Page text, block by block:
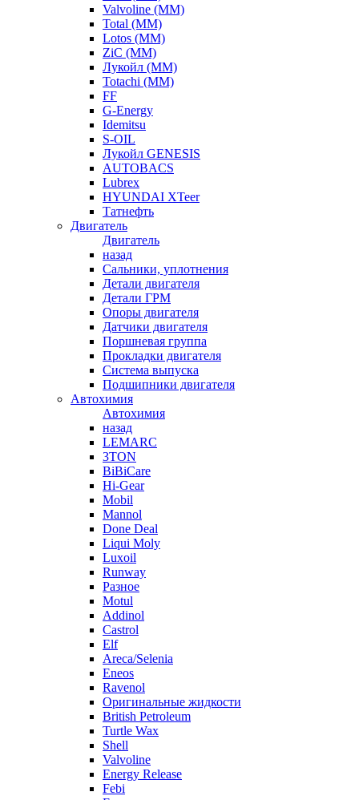
Valvoline (ММ)
Total (ММ)
Lotos (ММ)
ZiC (ММ)
Лукойл (ММ)
Totachi (MM)
FF
G-Energy
Idemitsu
S-OIL
Лукойл GENESIS
AUTOBACS
Lubrex
HYUNDAI XTeer
Татнефть
Двигатель
Двигатель
назад
Сальники, уплотнения
Детали двигателя
Детали ГРМ
Опоры двигателя
Датчики двигателя
Поршневая группа
Прокладки двигателя
Система выпуска
Подшипники двигателя
Автохимия
Автохимия
назад
LEMARC
3TON
BiBiCare
Hi-Gear
Mobil
Mannol
Done Deal
Liqui Moly
Luxoil
Runway
Разное
Motul
Addinol
Castrol
Elf
Areca/Selenia
Eneos
Ravenol
Оригинальные жидкости
British Petroleum
Turtle Wax
Shell
Valvoline
Energy Release
Febi